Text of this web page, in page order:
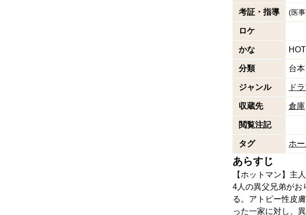
考証・指導 ( 医
ロケ
かな
分類 台本
ジャンル ド
収蔵先 倉庫
閲覧注記
タグ ホ
あらすじ
【ホットマン】主
4人の異父兄弟がお
る。アトピー性皮
った一家に対し、